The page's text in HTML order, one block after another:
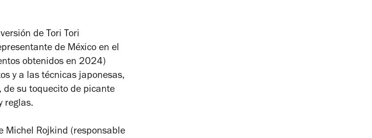
de Tori Tori
de México en el
obtenidos en 2024)
y a las técnicas japonesas,
de su toquecito de picante
reglas.
Michel Rojkind (responsable